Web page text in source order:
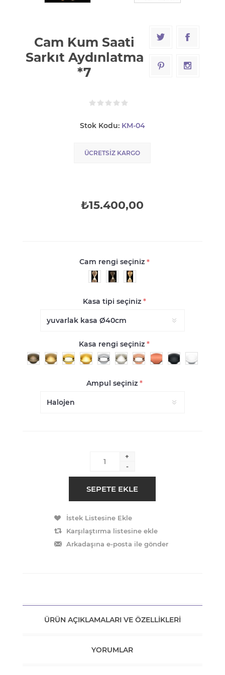
Cam Kum Saati
Sarkıt Aydınlatma
*7
Stok Kodu: KM-04
ÜCRETSIZ KARGO
₺15.400,00
Cam rengi seçiniz *
Kasa tipi seçiniz *
Kasa rengi seçiniz*
Ampul seçiniz *
+
-
ÜRÜN AÇIKLAMALARI VE ÖZELLIKLERI
YORUMLAR